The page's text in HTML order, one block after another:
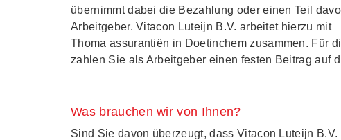
übernimmt dabei die Bezahlung oder einen Teil
Arbeitgeber. Vitacon Luteijn B.V. arbeitet hierzu mit
Thoma assurantiën in Doetinchem zusammen. Für
zahlen Sie als Arbeitgeber einen festen Beitrag auf
Was brauchen wir von Ihnen?
Sind Sie davon überzeugt, dass Vitacon Luteijn